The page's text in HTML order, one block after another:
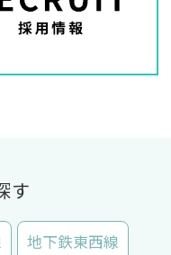
す
地下鉄東西線